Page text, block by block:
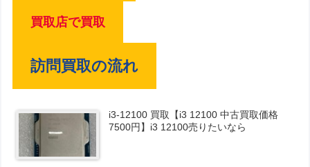
買取店で買取
訪問買取の流れ
i3-12100 買取【i3 12100 中古買取価格
7500円】i3 12100売りたいなら